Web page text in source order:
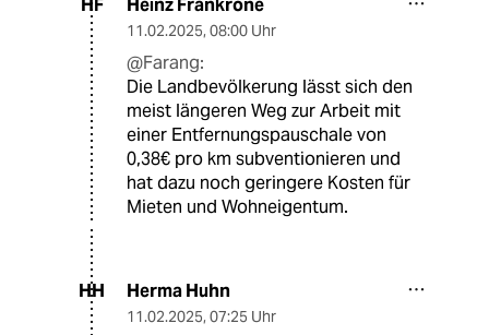
HF Heinz Frankrone
11.02.2025, 08:00 Uhr
@Farang:
Die Landbevölkerung lässt sich den
meist längeren Weg zur Arbeit mit
einer Entfernungspauschale von
0,38€ pro km subventionieren und
hat dazu noch geringere Kosten für
Mieten und Wohneigentum.
HH Herma Huhn
11.02.2025, 07:25 Uhr